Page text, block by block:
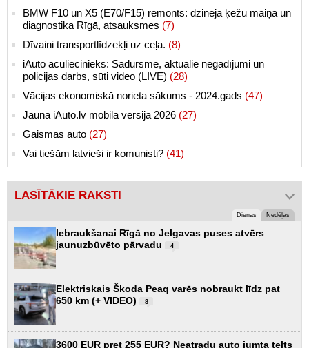
BMW F10 un X5 (E70/F15) remonts: dzinēja ķēžu maiņa un
diagnostika Rīgā, atsauksmes (7)
Dīvaini transportlīdzekļi uz ceļa. (8)
iAuto aculiecinieks: Sadursme, aktuālie negadījumi un
policijas darbs, sūti video (LIVE) (28)
Vācijas ekonomiskā norieta sākums - 2024.gads (47)
Jaunā iAuto.lv mobilā versija 2026 (27)
Gaismas auto (27)
Vai tiešām latvieši ir komunisti? (41)
LASĪTĀKIE RAKSTI
Dienas Nedēļas
Iebraukšanai Rīgā no Jelgavas puses atvērs
jaunuzbūvēto pārvadu
4
Elektriskais Škoda Peaq varēs nobraukt līdz pat
650 km (+ VIDEO)
8
3600 EUR pret 255 EUR? Neatradu auto jumta telts